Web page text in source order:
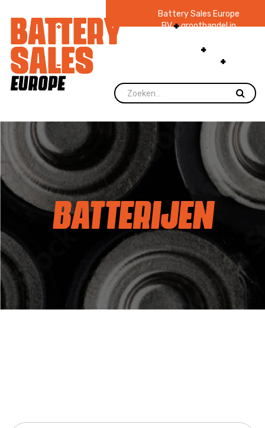
Battery Sales Europe
BV groothandel in
zaklampen Ruim 48
jaar ervaring
voorraad.
BATTERIJEN